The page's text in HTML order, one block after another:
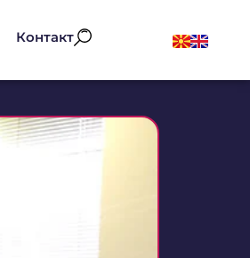
Контакт